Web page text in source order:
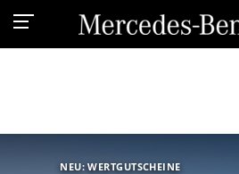
NEU: WERTGUTSCHEINE